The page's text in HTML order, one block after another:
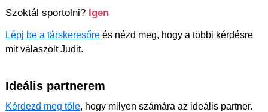
Szoktál sportolni? Igen
Lépj be a társkeresőre és nézd meg, hogy a többi kérdésre
mit válaszolt Judit.
Ideális partnerem
Kérdezd meg tőle, hogy milyen számára az ideális partner.